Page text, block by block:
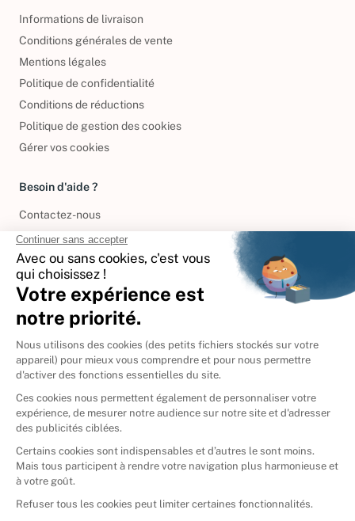
Informations de livraison
Conditions générales de vente
Mentions légales
Politique de confidentialité
Conditions de réductions
Politique de gestion des cookies
Gérer vos cookies
Besoin d'aide ?
Contactez-nous
International
🇪🇸Espagne
🇮🇹Italie
Donner vos livres